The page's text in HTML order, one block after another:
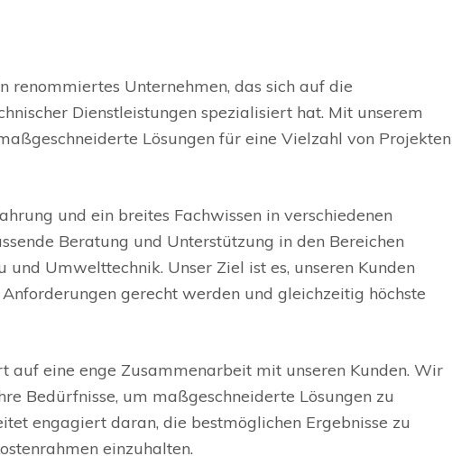
renommiertes Unternehmen, das sich auf die
Dienstleistungen spezialisiert hat. Mit unserem
Lösungen für eine Vielzahl von Projekten
und ein breites Fachwissen in verschiedenen
Beratung und Unterstützung in den Bereichen
und Umwelttechnik. Unser Ziel ist es, unseren Kunden
gerecht werden und gleichzeitig höchste
eine enge Zusammenarbeit mit unseren Kunden. Wir
Bedürfnisse, um maßgeschneiderte Lösungen zu
engagiert daran, die bestmöglichen Ergebnisse zu
einzuhalten.